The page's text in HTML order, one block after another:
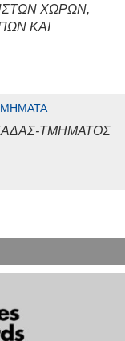
ΧΩΡΩΝ,
ΚΑΙ
ΣΑΔΑΣ-ΤΜΗΜΑΤΟΣ